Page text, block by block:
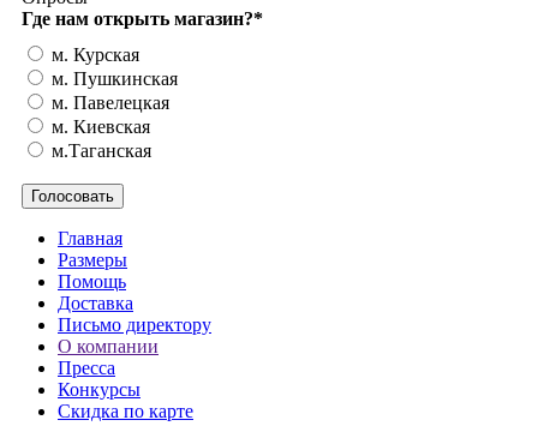
Где нам открыть магазин?*
м. Курская
м. Пушкинская
м. Павелецкая
м. Киевская
м.Таганская
Главная
Размеры
Помощь
Доставка
Письмо директору
О компании
Пресса
Конкурсы
Скидка по карте